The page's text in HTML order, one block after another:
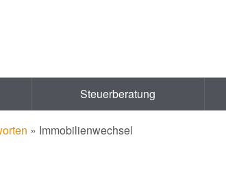
Steuerberatung
» Immobilienwechsel